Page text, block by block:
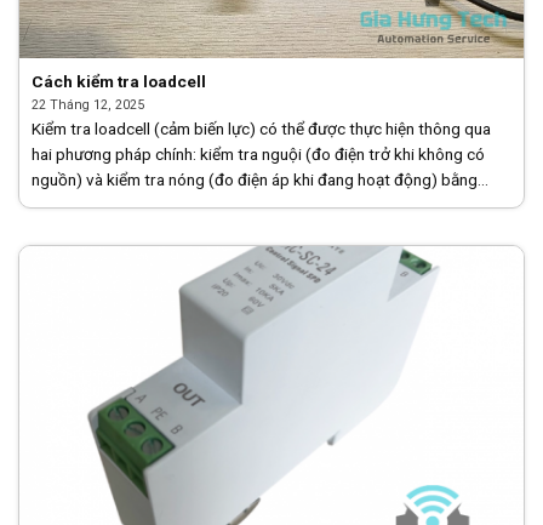
Cách kiểm tra loadcell
22 Tháng 12, 2025
Kiểm tra loadcell (cảm biến lực) có thể được thực hiện thông qua
hai phương pháp chính: kiểm tra nguội (đo điện trở khi không có
nguồn) và kiểm tra nóng (đo điện áp khi đang hoạt động) bằng
đồng hồ vạn năng (VOM). [...]